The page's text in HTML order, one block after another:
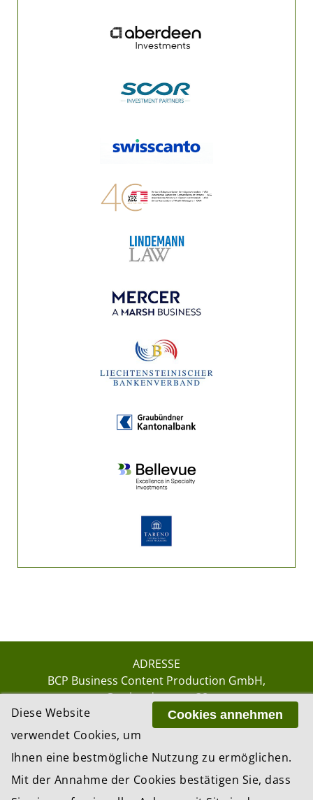
ADRESSE
BCP Business Content Production GmbH
Gotthardstrasse 38
8002 Zürich
GmbH, Zürich – Switzerland
Cookies annehmen
Diese Website
verwendet Cookies, um
Ihnen eine bestmögliche Nutzung zu ermöglichen.
Mit der Annahme der Cookies bestätigen Sie, dass